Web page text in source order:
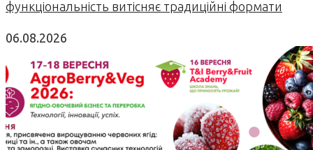
функціональність витісняє традиційні формати
06.08.2026